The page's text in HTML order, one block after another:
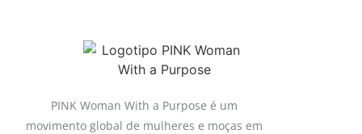
PINK Woman With a Purpose é um
movimento global de mulheres e moças em